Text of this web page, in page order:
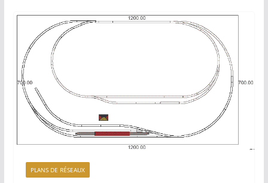
PLANS DE RÉSEAUX